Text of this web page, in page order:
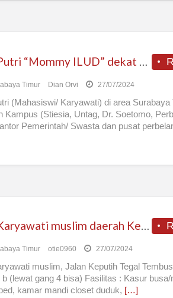
Timur Dian Orvi 27/07/2024
(Mahasiswi/ Karyawati) di area Surabaya
Kampus (Stiesia, Untag, Dr. Soetomo,
Pemerintah/ Swasta dan pusat
Kos Karyawati muslim daerah Keputih Surabaya
Timur otie0960 27/07/2024
muslim, Jalan Keputih Tegal
b (lewat gang 4 bisa) Fasilitas : Kasur busa/
kamar mandi closet duduk, […]